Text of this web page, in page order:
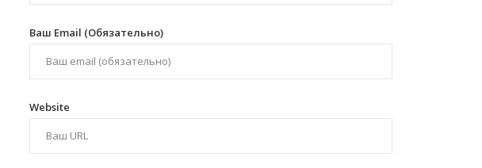
Ваш Email (обязательно)
Website